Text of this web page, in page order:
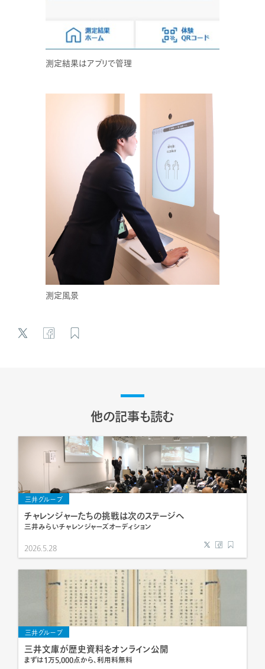
測定結果はアプリで管理
測定風景
他の記事も読む
三井グループ
チャレンジャーたちの挑戦は次のステージへ
三井みらいチャレンジャーズオーディション
2026.5.28
三井グループ
三井文庫が歴史資料をオンライン公開
まずは1万5,000点から、利用料無料